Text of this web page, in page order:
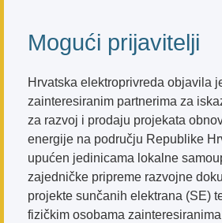
Mogući prijavitelji
Hrvatska elektroprivreda objavila
zainteresiranim partnerima za
za razvoj i prodaju projekata
energije na području Republike
upućen jedinicama lokalne
zajedničke pripreme razvojne
projekte sunčanih elektrana (SE)
fizičkim osobama